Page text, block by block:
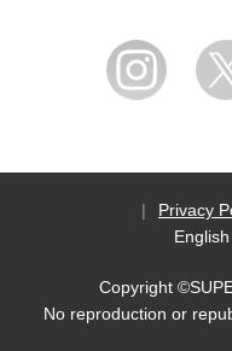
Privacy
English
Copyright
No reproduction or